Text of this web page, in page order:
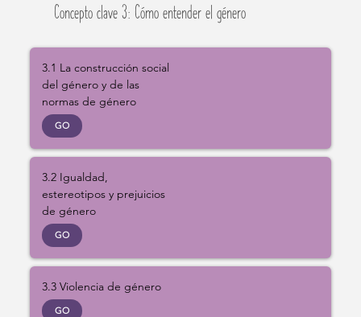
Concepto clave 3: Cómo entender el género
3.1 La construcción social
del género y de las
normas de género
GO
3.2 Igualdad,
estereotipos y prejuicios
de género
GO
3.3 Violencia de género
GO